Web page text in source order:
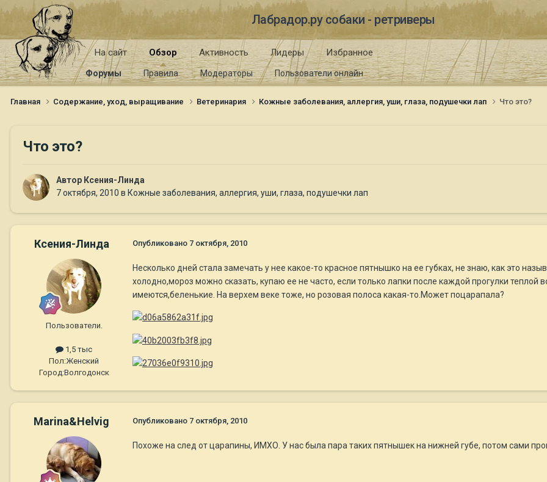
Лабрадор.ру собаки - ретриверы
На сайт Обзор
Форумы Правила Модераторы Пользователи онлайн
Активность Лидеры Избранное
Главная Содержание, уход, выращивание Ветеринария Кожные заболевания, аллергия, уши, глаза, подушечки лап Что это?
Что это?
Автор Ксения-Линда
7 октября, 2010 в Кожные заболевания, аллергия, уши, глаза, подушечки лап
Ксения-Линда
Пользователи.
1,5 тыс
Пол:Женский
Город:Волгодонск
Опубликовано 7 октября, 2010
Несколько дней стала замечать у нее какое-то красное пятнышко на ее губках, не знаю, как это
холодно,мороз можно сказать, купаю ее не часто, если только лапки после каждой прогулки теплой
имеются,беленькие. На верхем веке тоже, но розовая полоса какая-то.Может поцарапала?
Marina&Helvig Опубликовано 7 октября, 2010
Похоже на след от царапины, ИМХО. У нас была пара таких пятнышек на нижней губе, потом сами